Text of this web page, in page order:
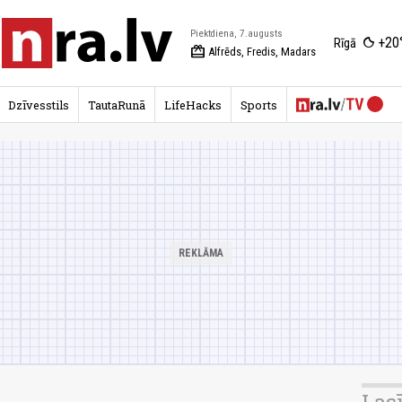
Piektdiena, 7.augusts
redeem Alfrēds, Fredis, Madars
Rīgā
Dzīvesstils TautaRunā LifeHacks Sports